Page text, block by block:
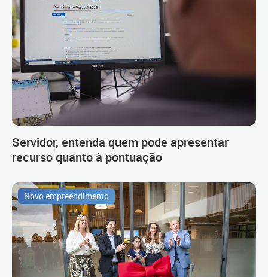
Servidor, entenda quem pode apresentar
recurso quanto à pontuação
Novo empreendimento